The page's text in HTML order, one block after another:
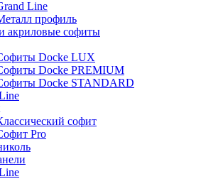
Line
профиль
акриловые софиты
Docke LUX
Docke PREMIUM
Docke STANDARD
софит
Pro